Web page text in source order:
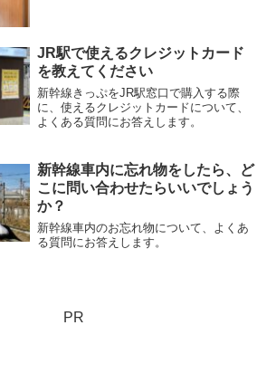
JR駅で使えるクレジットカード
を教えてください
新幹線きっぷをJR駅窓口で購入する際
に、使えるクレジットカードについて、
よくある質問にお答えします。
新幹線車内に忘れ物をしたら、ど
こに問い合わせたらいいでしょう
か？
新幹線車内のお忘れ物について、よくあ
る質問にお答えします。
PR